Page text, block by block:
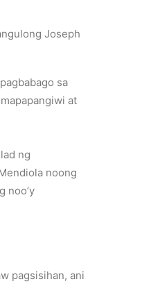
Joseph
sa
at
ng
noong
noo’y
pagsisihan, ani